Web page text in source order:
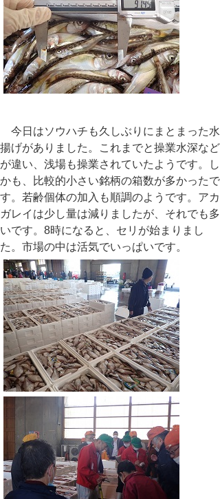
今日はソウハチも久しぶりにまとまった水
揚げがありました。これまでと操業水深など
が違い、浅場も操業されていたようです。し
かも、比較的小さい銘柄の箱数が多かったで
す。若齢個体の加入も順調のようです。アカ
ガレイは少し量は減りましたが、それでも多
いです。 8時になると、セリが始まりまし
た。市場の中は活気でいっぱいです。